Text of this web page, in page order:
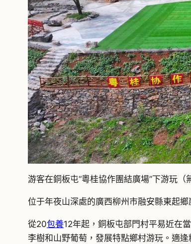
游客在銅板屯“粵桂協作團結廣場”下游玩
位于年夜山深處的廣西柳州市融安縣東起
從20包養12年起，銅板屯部門村平易近在
李樹和山野葡萄，發展特點鄉村游玩。適